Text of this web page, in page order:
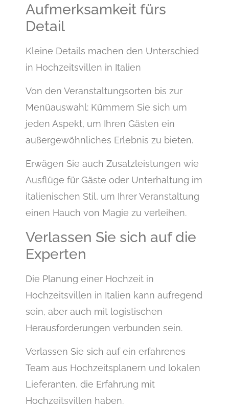
Aufmerksamkeit fürs
Detail
Kleine Details machen den Unterschied
in Hochzeitsvillen in Italien
Von den Veranstaltungsorten bis zur
Menüauswahl: Kümmern Sie sich um
jeden Aspekt, um Ihren Gästen ein
außergewöhnliches Erlebnis zu bieten.
Erwägen Sie auch Zusatzleistungen wie
Ausflüge für Gäste oder Unterhaltung im
italienischen Stil, um Ihrer Veranstaltung
einen Hauch von Magie zu verleihen.
Verlassen Sie sich auf die
Experten
Die Planung einer Hochzeit in
Hochzeitsvillen in Italien kann aufregend
sein, aber auch mit logistischen
Herausforderungen verbunden sein.
Verlassen Sie sich auf ein erfahrenes
Team aus Hochzeitsplanern und lokalen
Lieferanten, die Erfahrung mit
Hochzeitsvillen haben.